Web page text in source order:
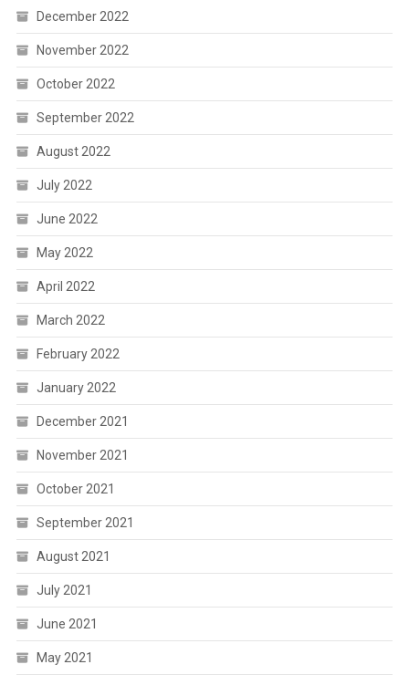
December 2022
November 2022
October 2022
September 2022
August 2022
July 2022
June 2022
May 2022
April 2022
March 2022
February 2022
January 2022
December 2021
November 2021
October 2021
September 2021
August 2021
July 2021
June 2021
May 2021